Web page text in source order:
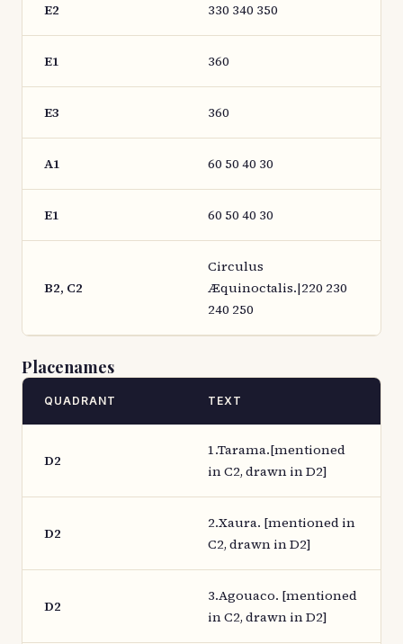
E2 330 340 350
E1 360
E3 360
A1 60 50 40 30
E1 60 50 40 30
B2, C2
Circulus
Æquinoctalis.|220 230
240 250
Placenames
QUADRANT TEXT
D2
1.Tarama.[mentioned
in C2, drawn in D2]
D2
2.Xaura. [mentioned in
C2, drawn in D2]
D2
3.Agouaco. [mentioned
in C2, drawn in D2]